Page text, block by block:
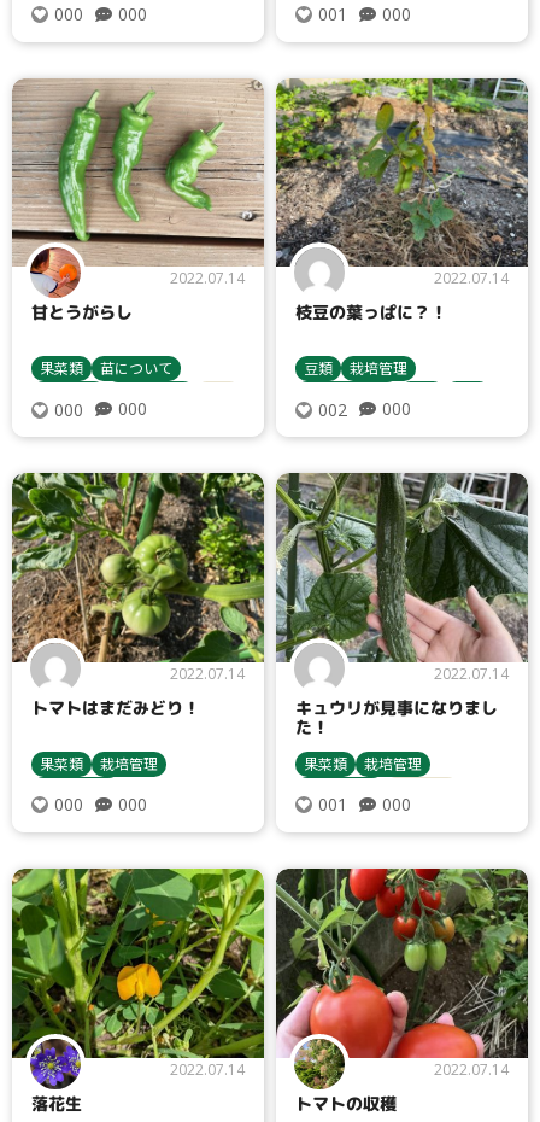
トマト・ミニトマト
栽培方法
ナス
キュウリ
ピーマン・唐辛子
000 000 001 000
2022.07.14
甘とうがらし
果菜類
苗について
キュウリ
ピーマン・唐辛子
000 000
2022.07.14
枝豆の葉っぱに？！
豆類
栽培管理
エダマメ
病害虫対策
002 000
2022.07.14
トマトはまだみどり！
果菜類
栽培管理
トマト・ミニトマト
栽培方法
000 000
2022.07.14
キュウリが見事になりまし
た！
果菜類
栽培管理
001 000
2022.07.14
落花生
2022.07.14
トマトの収穫